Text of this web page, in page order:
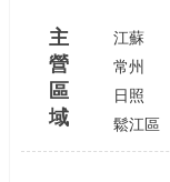
主
營
區
域
江蘇
常州
日照
鬆江區